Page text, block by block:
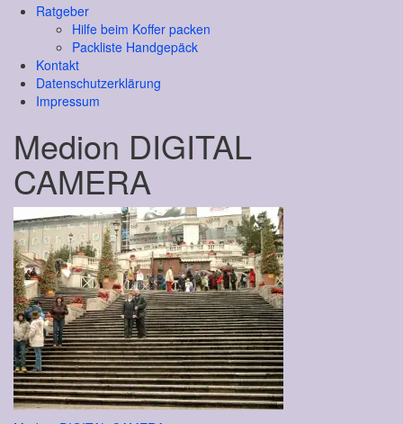
Ratgeber
Hilfe beim Koffer packen
Packliste Handgepäck
Kontakt
Datenschutzerklärung
Impressum
Medion DIGITAL
CAMERA